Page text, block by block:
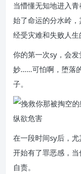
当懵懂无知地进入
始了命运的分水岭
经受灾难和失败人生
你的第一次sy，会
妙……可怕啊，堕落
子。
在一段时间sy后，
开始有了罪恶感，
自责。